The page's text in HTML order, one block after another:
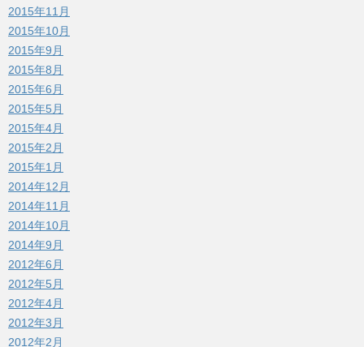
2015年11月
2015年10月
2015年9月
2015年8月
2015年6月
2015年5月
2015年4月
2015年2月
2015年1月
2014年12月
2014年11月
2014年10月
2014年9月
2012年6月
2012年5月
2012年4月
2012年3月
2012年2月